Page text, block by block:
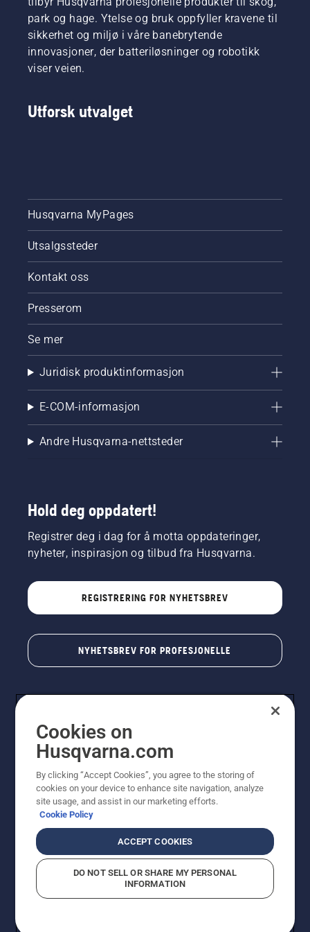
modus.
park og hage. Ytelse og bruk oppfyller kravene til
sikkerhet og miljø i våre banebrytende
innovasjoner, der batteriløsninger og robotikk
viser veien.
Utforsk utvalget
Husqvarna MyPages
Utsalgssteder
Kontakt oss
Presserom
Se mer
Juridisk produktinformasjon
E-COM-informasjon
Andre Husqvarna-nettsteder
Hold deg oppdatert!
Registrer deg i dag for å motta oppdateringer,
nyheter, inspirasjon og tilbud fra Husqvarna.
REGISTRERING FOR NYHETSBREV
NYHETSBREV FOR PROFESJONELLE
© Husqvarna AB (utgiver). Med enerett. Angitte priser
er veiledende priser. Alle oppgitte priser er veiledende
tilgjengelig for direkte kjøp.
Rapportering av mistanker om regelbruddÅpenhetsloven
Likestilling
Cookies on
Husqvarna.com
By clicking “Accept Cookies”, you agree to the storing of
cookies on your device to enhance site navigation, analyze
site usage, and assist in our marketing efforts.
Cookie Policy
ACCEPT COOKIES
DO NOT SELL OR SHARE MY PERSONAL
INFORMATION